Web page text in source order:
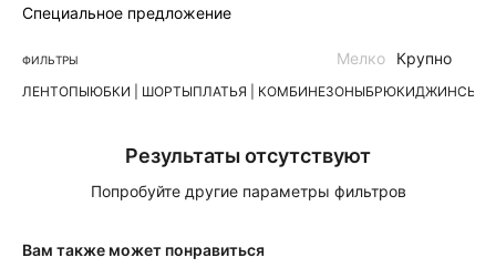
Специальное предложение
ФИЛЬТРЫ
ЛЕНТОПЫЮБКИ | ШОРТЫПЛАТЬЯ | КОМБИНЕЗОНЫБРЮКИДЖИНСЫ
Мелко Крупно
Результаты отсутствуют
Попробуйте другие параметры фильтров
Вам также может понравиться